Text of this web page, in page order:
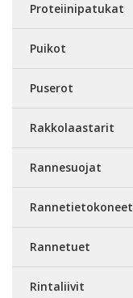
Proteiinipatukat
Puikot
Puserot
Rakkolaastarit
Rannesuojat
Rannetietokoneet
Rannetuet
Rintaliivit